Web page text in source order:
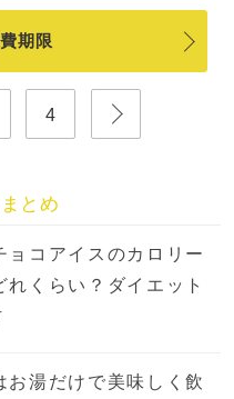
期限
4
とめ
ョコアイスのカロリー
れくらい？ダイエット
お湯だけで美味しく飲